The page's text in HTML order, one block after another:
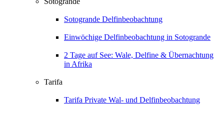
Sotogrande Delfinbeobachtung
Einwöchige Delfinbeobachtung in Sotogrande
2 Tage auf See: Wale, Delfine & Übernachtung
in Afrika
Tarifa
Tarifa Private Wal- und Delfinbeobachtung